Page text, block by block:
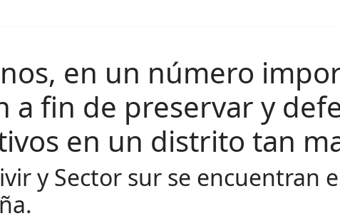
en un número
a fin de preservar y
en un distrito tan
y Sector sur se encuentran